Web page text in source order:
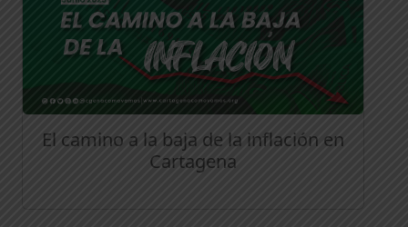
El camino a la baja de la inflación en
Cartagena